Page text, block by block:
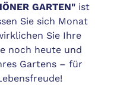
GARTEN" ist
Sie sich Monat
Sie Ihre
noch heute und
Gartens – für